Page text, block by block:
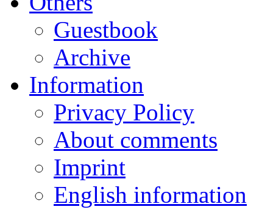
Guestbook
Archive
Information
Privacy Policy
About comments
Imprint
English information